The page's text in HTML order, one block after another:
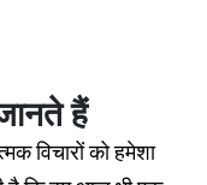
हैं
विचारों को हमेशा